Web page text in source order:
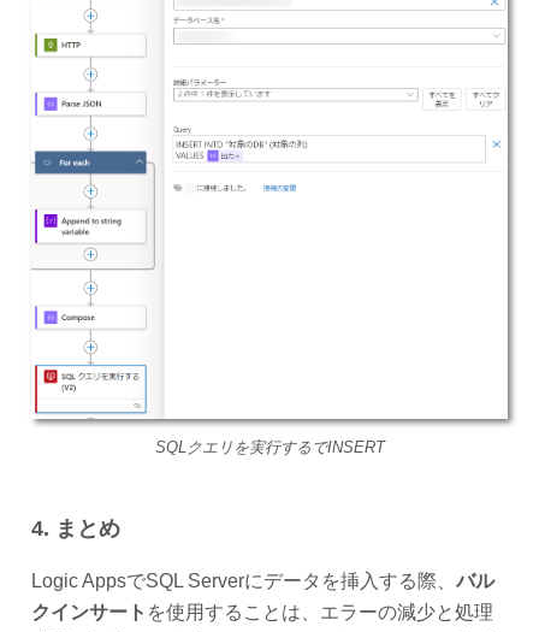
SQLクエリを実行するでINSERT
4. まとめ
Logic AppsでSQL Serverにデータを挿入する際、 バル
クインサート を使用することは、エラーの減少と処理